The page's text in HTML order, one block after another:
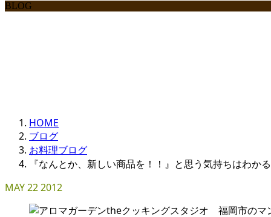
BLOG
HOME
ブログ
お料理ブログ
『なんとか、新しい商品を！！』と思う気持ちはわか
MAY222012